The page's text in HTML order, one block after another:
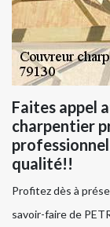
Faites appel
charpentier
qualité!!
Profitez dès à
savoir-faire de